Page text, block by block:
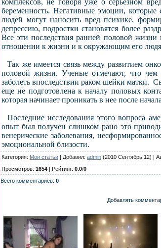
беременность. Негативные эмоции,
людей могут наносить вред психике,
депрессию, подростки становятся более
Все эти последствия ранней половой жизни
отношении к жизни и к окружающим его
Так же имеется связь между развитием
половой жизни. Ученые отмечают, что
заболеть впоследствии раком шейки матки.
еще не подготовлена к началу половых
которая начинает проникать в нее после
Последние исследования этого вопроса
опыт был получен слишком рано это
венерические заболевания,
эмоциональной близости.
Категория: Мои статьи | Добавил: admin (2010 Сентябрь 12) |
Просмотров: 1654 | Рейтинг: 0.0/0
Всего комментариев: 0
Добавлять